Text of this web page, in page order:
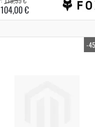
104,00 €
-